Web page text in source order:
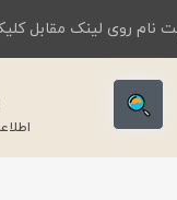
نام روی لینک مقابل